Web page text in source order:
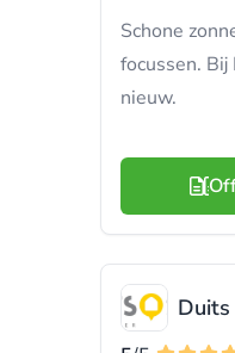
Schone
focussen.
nieuw.